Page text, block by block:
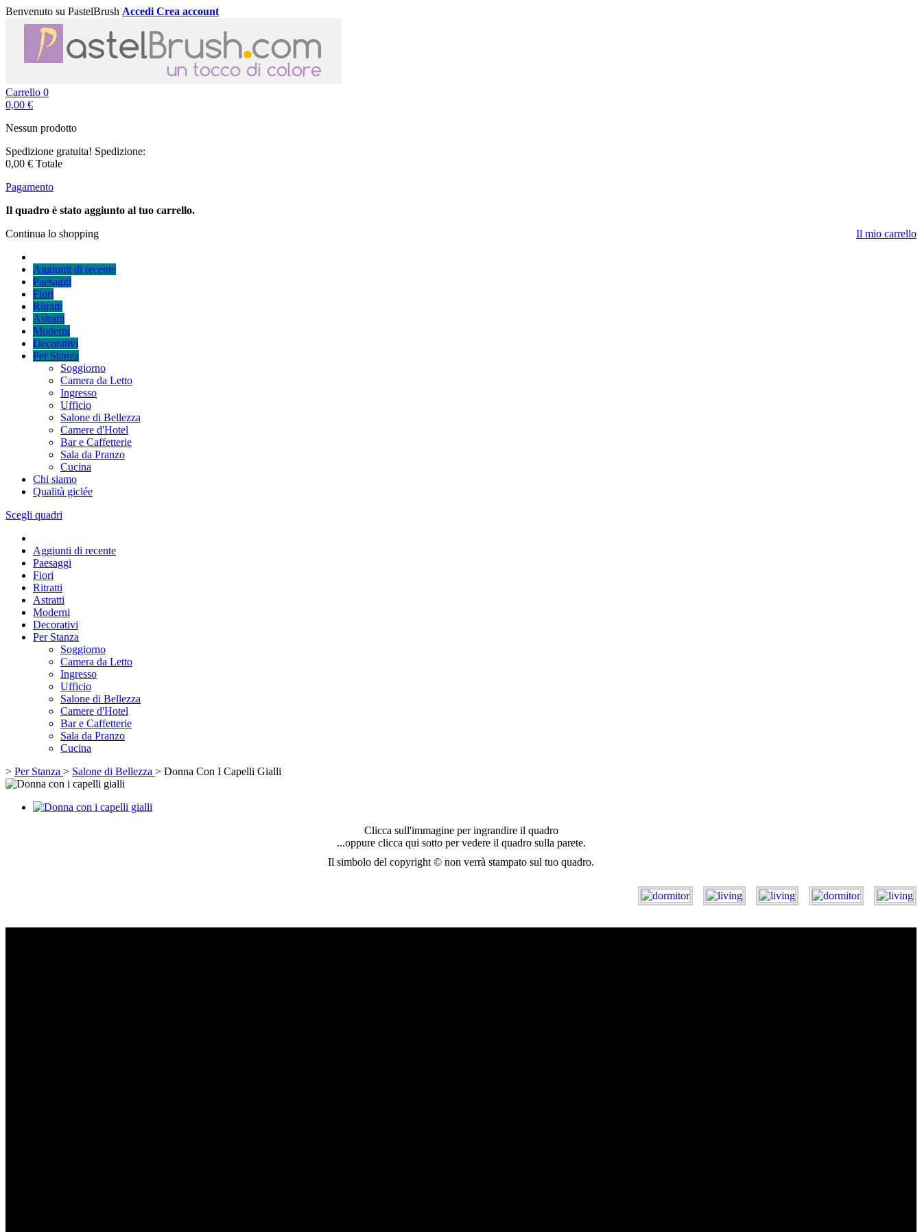
Benvenuto su PastelBrush Accedi Crea account
Carrello 0
0,00 €
Nessun prodotto
Spedizione gratuita! Spedizione:
0,00 € Totale
Pagamento
Il quadro è stato aggiunto al tuo carrello.
Continua lo shopping
Il mio carrello
Aggiunti di recente
Paesaggi
Fiori
Ritratti
Astratti
Moderni
Decorativi
Per Stanza
Soggiorno
Camera da Letto
Ingresso
Ufficio
Salone di Bellezza
Camere d'Hotel
Bar e Caffetterie
Sala da Pranzo
Cucina
Chi siamo
Qualità giclée
Scegli quadri
Aggiunti di recente
Paesaggi
Fiori
Ritratti
Astratti
Moderni
Decorativi
Per Stanza
Soggiorno
Camera da Letto
Ingresso
Ufficio
Salone di Bellezza
Camere d'Hotel
Bar e Caffetterie
Sala da Pranzo
Cucina
> Per Stanza > Salone di Bellezza > Donna Con I Capelli Gialli
Clicca sull'immagine per ingrandire il quadro
...oppure clicca qui sotto per vedere il quadro sulla parete.
Il simbolo del copyright © non verrà stampato sul tuo quadro.